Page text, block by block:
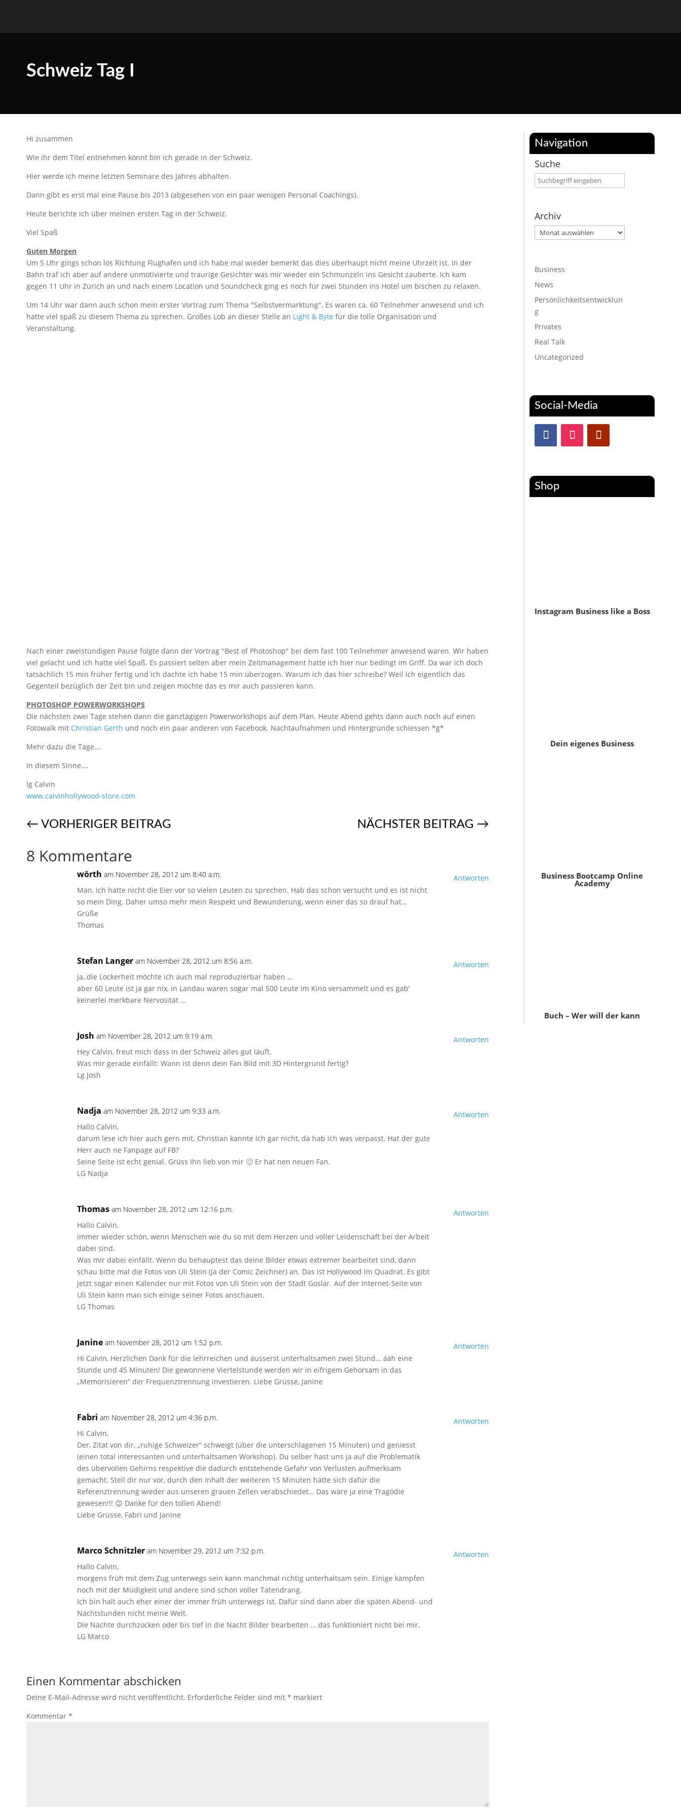
Schweiz Tag I
Hi zusammen
Wie ihr dem Titel entnehmen könnt bin ich gerade in der Schweiz.
Hier werde ich meine letzten Seminare des Jahres abhalten.
Dann gibt es erst mal eine Pause bis 2013 (abgesehen von ein paar wenigen Personal Coachings).
Heute berichte ich über meinen ersten Tag in der Schweiz.
Viel Spaß
Guten Morgen
Um 5 Uhr gings schon los Richtung Flughafen und ich habe mal wieder bemerkt das dies überhaupt nicht meine Uhrzeit ist. In der
Bahn traf ich aber auf andere unmotivierte und traurige Gesichter was mir wieder ein Schmunzeln ins Gesicht zauberte. Ich kam
gegen 11 Uhr in Zürich an und nach einem Location und Soundcheck ging es noch für zwei Stunden ins Hotel um bischen zu relaxen.
Um 14 Uhr war dann auch schon mein erster Vortrag zum Thema "Selbstvermarktung". Es waren ca. 60 Teilnehmer anwesend und ich
hatte viel spaß zu diesem Thema zu sprechen. Großes Lob an dieser Stelle an Light & Byte für die tolle Organisation und
Veranstaltung.
Nach einer zweistündigen Pause folgte dann der Vortrag "Best of Photoshop" bei dem fast 100 Teilnehmer anwesend waren. Wir haben
viel gelacht und ich hatte viel Spaß. Es passiert selten aber mein Zeitmanagement hatte ich hier nur bedingt im Griff. Da war ich doch
tatsächlich 15 min früher fertig und ich dachte ich habe 15 min überzogen. Warum ich das hier schreibe? Weil ich eigentlich das
Gegenteil bezüglich der Zeit bin und zeigen möchte das es mir auch passieren kann.
PHOTOSHOP POWERWORKSHOPS
Die nächsten zwei Tage stehen dann die ganztägigen Powerworkshops auf dem Plan. Heute Abend gehts dann auch noch auf einen
Fotowalk mit Christian Gerth und noch ein paar anderen von Facebook. Nachtaufnahmen und Hintergründe schiessen *g*
Mehr dazu die Tage….
In diesem Sinne….
lg Calvin
www.calvinhollywood-store.com
← VORHERIGER BEITRAG NÄCHSTER BEITRAG →
8 Kommentare
wörth am November 28, 2012 um 8:40 a.m.
Man, ich hätte nicht die Eier vor so vielen Leuten zu sprechen. Hab das schon versucht und es ist nicht
so mein Ding. Daher umso mehr mein Respekt und Bewunderung, wenn einer das so drauf hat…
Grüße
Thomas
Antworten
Stefan Langer am November 28, 2012 um 8:56 a.m.
ja, die Lockerheit möchte ich auch mal reproduzierbar haben …
aber 60 Leute ist ja gar nix, in Landau waren sogar mal 500 Leute im Kino versammelt und es gab‘
keinerlei merkbare Nervosität …
Antworten
Josh am November 28, 2012 um 9:19 a.m.
Hey Calvin, freut mich dass in der Schweiz alles gut läuft.
Was mir gerade einfällt: Wann ist denn dein Fan Bild mit 3D Hintergrund fertig?
Lg Josh
Antworten
Nadja am November 28, 2012 um 9:33 a.m.
Hallo Calvin,
darum lese ich hier auch gern mit. Christian kannte ich gar nicht, da hab ich was verpasst. Hat der gute
Herr auch ne Fanpage auf FB?
Seine Seite ist echt genial. Grüss Ihn lieb von mir 🙂 Er hat nen neuen Fan.
LG Nadja
Antworten
Thomas am November 28, 2012 um 12:16 p.m.
Hallo Calvin,
immer wieder schön, wenn Menschen wie du so mit dem Herzen und voller Leidenschaft bei der Arbeit
dabei sind.
Was mir dabei einfällt. Wenn du behauptest das deine Bilder etwas extremer bearbeitet sind, dann
schau bitte mal die Fotos von Uli Stein (ja der Comic Zeichner) an. Das ist Hollywood im Quadrat. Es gibt
jetzt sogar einen Kalender nur mit Fotos von Uli Stein von der Stadt Goslar. Auf der Internet-Seite von
Uli Stein kann man sich einige seiner Fotos anschauen.
LG Thomas
Antworten
Janine am November 28, 2012 um 1:52 p.m.
Hi Calvin, Herzlichen Dank für die lehrreichen und äusserst unterhaltsamen zwei Stund… ääh eine
Stunde und 45 Minuten! Die gewonnene Viertelstunde werden wir in eifrigem Gehorsam in das
„Memorisieren“ der Frequenztrennung investieren. Liebe Grüsse, Janine
Antworten
Fabri am November 28, 2012 um 4:36 p.m.
Hi Calvin,
Der, Zitat von dir, „ruhige Schweizer“ schweigt (über die unterschlagenen 15 Minuten) und geniesst
(einen total interessanten und unterhaltsamen Workshop). Du selber hast uns ja auf die Problematik
des übervollen Gehirns respektive die dadurch entstehende Gefahr von Verlusten aufmerksam
gemacht. Stell dir nur vor, durch den Inhalt der weiteren 15 Minuten hätte sich dafür die
Referenztrennung wieder aus unseren grauen Zellen verabschiedet… Das wäre ja eine Tragödie
gewesen!!! 😉 Danke für den tollen Abend!
Liebe Grüsse, Fabri und Janine
Antworten
Marco Schnitzler am November 29, 2012 um 7:32 p.m.
Hallo Calvin,
morgens früh mit dem Zug unterwegs sein kann manchmal richtig unterhaltsam sein. Einige kämpfen
noch mit der Müdigkeit und andere sind schon voller Tatendrang.
Ich bin halt auch eher einer der immer früh unterwegs ist. Dafür sind dann aber die späten Abend- und
Nachtstunden nicht meine Welt.
Die Nächte durchzocken oder bis tief in die Nacht Bilder bearbeiten … das funktioniert nicht bei mir.
LG Marco
Antworten
Einen Kommentar abschicken
Deine E-Mail-Adresse wird nicht veröffentlicht. Erforderliche Felder sind mit * markiert
Kommentar *
Navigation
Suche
Archiv
Archiv
Business
News
Persönlichkeitsentwicklun
g
Privates
Real Talk
Uncategorized
Social-Media
Shop
Instagram Business like a Boss
Dein eigenes Business
Business Bootcamp Online
Academy
Buch – Wer will der kann